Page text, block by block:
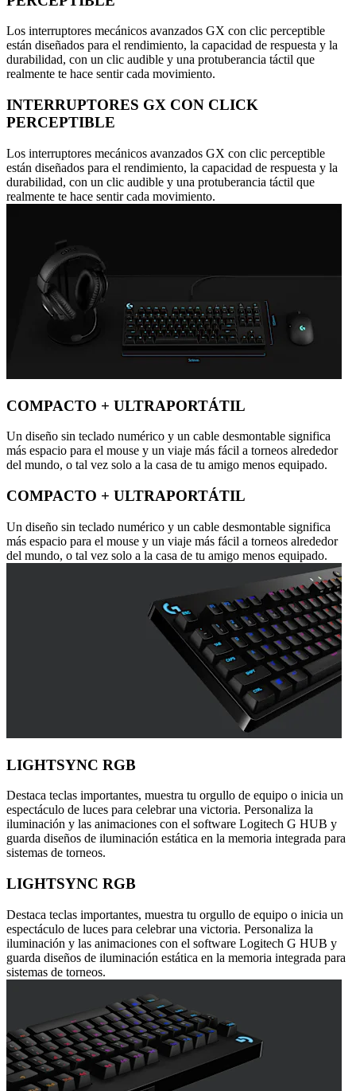
Los interruptores mecánicos avanzados GX con clic perceptible
están diseñados para el rendimiento, la capacidad de respuesta y la
durabilidad, con un clic audible y una protuberancia táctil que
realmente te hace sentir cada movimiento.
INTERRUPTORES GX CON CLICK
PERCEPTIBLE
Los interruptores mecánicos avanzados GX con clic perceptible
están diseñados para el rendimiento, la capacidad de respuesta y la
durabilidad, con un clic audible y una protuberancia táctil que
realmente te hace sentir cada movimiento.
COMPACTO + ULTRAPORTÁTIL
Un diseño sin teclado numérico y un cable desmontable significa
más espacio para el mouse y un viaje más fácil a torneos alrededor
del mundo, o tal vez solo a la casa de tu amigo menos equipado.
COMPACTO + ULTRAPORTÁTIL
Un diseño sin teclado numérico y un cable desmontable significa
más espacio para el mouse y un viaje más fácil a torneos alrededor
del mundo, o tal vez solo a la casa de tu amigo menos equipado.
LIGHTSYNC RGB
Destaca teclas importantes, muestra tu orgullo de equipo o inicia un
espectáculo de luces para celebrar una victoria. Personaliza la
iluminación y las animaciones con el software Logitech G HUB y
guarda diseños de iluminación estática en la memoria integrada para
sistemas de torneos.
LIGHTSYNC RGB
Destaca teclas importantes, muestra tu orgullo de equipo o inicia un
espectáculo de luces para celebrar una victoria. Personaliza la
iluminación y las animaciones con el software Logitech G HUB y
guarda diseños de iluminación estática en la memoria integrada para
sistemas de torneos.